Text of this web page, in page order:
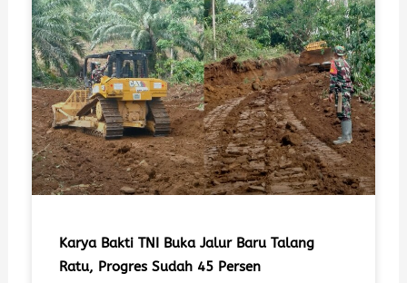
Karya Bakti TNI Buka Jalur Baru Talang
Ratu, Progres Sudah 45 Persen